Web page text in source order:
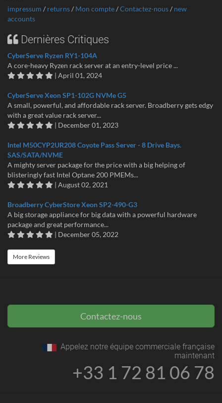
impressum / returns/ Mon compte/Contactez-nous/ new
accounts
Dernières Critiques
CyberServe Ryzen RY1-104A
A core-heavy Ryzen rack server at an entry-level price ...
| April 01, 2024
CyberServe Xeon SP1-102G NVMe G5
A small, powerful, and affordable rack server. Broadberry gets edgy
with a great value rack server...
| December 01, 2023
Intel M50CYP2UR208 Coyote Pass Server - 8 Drive Bays.
SAS/SATA/NVME
A mighty server package for the price with a big helping of
blisteringly fast Intel Optane 200 PMEMs...
| August 02, 2021
Broadberry CyberStore Xeon SP2-490-G3
A big storage appliance for big data with a powerful hardware
package and great performance...
| December 05, 2022
More Reviews
Contactez-nous
Appelez notre équipe commerciale française
maintenant
+33 1 72 81 06 78